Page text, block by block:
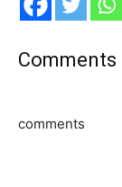
Comments
comments